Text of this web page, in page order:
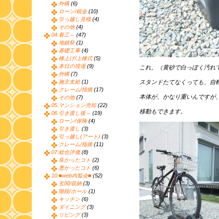
これ。（黄砂で白っぽく汚れ
スタンドたてなくっても、自
本体が、かなり重いんですが
移動もできます。
外構(6)
ローン/税金(10)
引っ越し見積(4)
その他 (4)
04.着工～ (47)
地鎮祭 (1)
基礎工事(4)
棟上げ/上棟式(5)
本日の現場(9)
外構(7)
施主支給(1)
クレーム/指摘(17)
その他 (7)
05.マンション売却(22)
06.引き渡し後～ (19)
ローン/保険(4)
引き渡し (3)
引っ越し(アート) (3)
クレーム/指摘(11)
07.総合評価(8)
良かったコト (2)
悪かったコト (6)
10.■web内覧会■ (52)
玄関/収納(3)
階段/ホール(1)
キッチン (6)
ダイニング(3)
リビング(3)